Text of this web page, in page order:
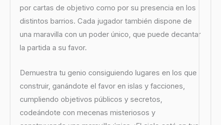
por cartas de objetivo como por su presencia en los
distintos barrios. Cada jugador también dispone de
una maravilla con un poder único, que puede decantar
la partida a su favor.
Demuestra tu genio consiguiendo lugares en los que
construir, ganándote el favor en islas y facciones,
cumpliendo objetivos públicos y secretos,
codeándote con mecenas misteriosos y